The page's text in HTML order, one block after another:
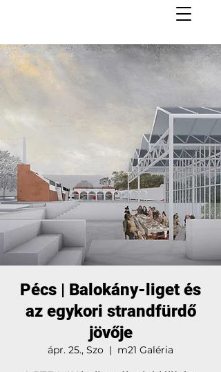
Pécs | Balokány-liget és
az egykori strandfürdő
jövője
ápr. 25., Szo
  |
m21 Galéria